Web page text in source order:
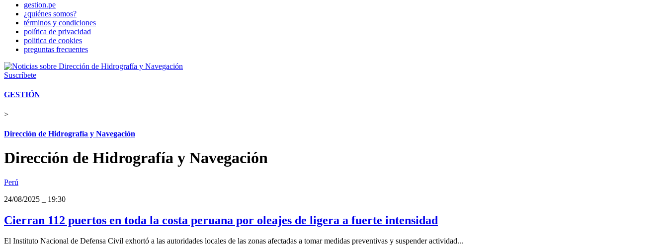
gestion.pe
¿quiénes somos?
términos y condiciones
política de privacidad
politica de cookies
preguntas frecuentes
Suscríbete
GESTIÓN
>
Dirección de Hidrografía y Navegación
Dirección de Hidrografía y Navegación
Perú
24/08/2025
19:30
Cierran 112 puertos en toda la costa peruana por oleajes de ligera a fuerte intensidad
El Instituto Nacional de Defensa Civil exhortó a las autoridades locales de las zonas afectadas a tomar medidas preventivas y suspender actividad...